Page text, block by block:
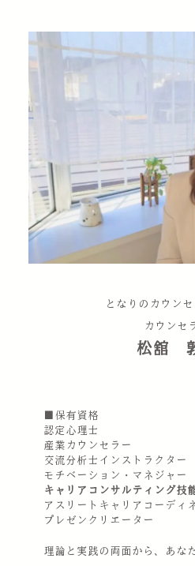
となりのカウン
カウンセ
松舘
■保有資格
認定心理士
産業カウンセラー
交流分析士インストラクター
モチベーション・マネジャー
キャリアコンサルティング技
アスリートキャリアコーディ
プレゼンクリエーター
理論と実践の両面から、あな